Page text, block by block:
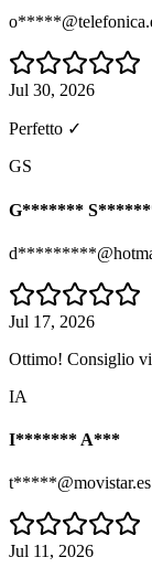
Jul 30, 2026
Perfetto ✓
GS
G*******
Jul 17, 2026
Ottimo! Consiglio
IA
I******* A***
t*****@movistar.es
Jul 11, 2026